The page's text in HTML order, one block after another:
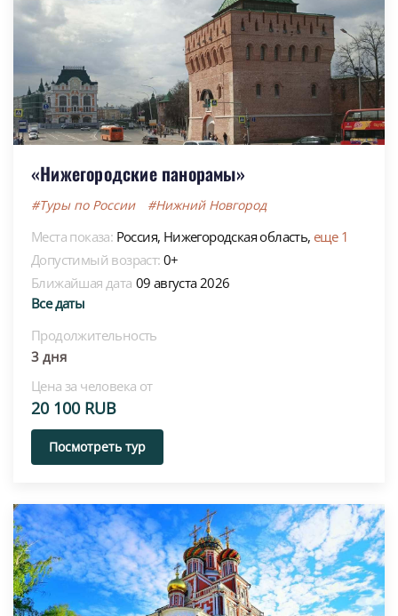
«Нижегородские панорамы»
#Туры по России #Нижний Новгород
Места показа: Россия, Нижегородская область,еще 1
Допустимый возраст: 0+
Ближайшая дата 09 августа 2026
Все даты
Продолжительность
3 дня
Цена за человека от
20 100 RUB
Посмотреть тур